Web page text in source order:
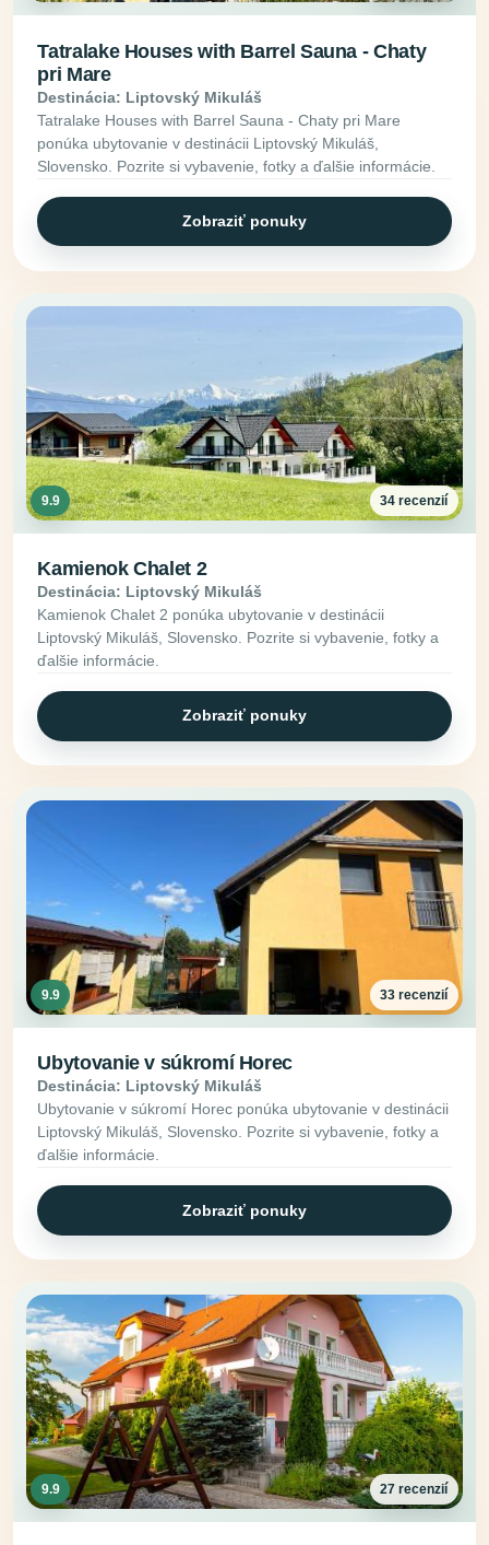
Tatralake Houses with Barrel Sauna - Chaty
pri Mare
Destinácia: Liptovský Mikuláš
Tatralake Houses with Barrel Sauna - Chaty pri Mare
ponúka ubytovanie v destinácii Liptovský Mikuláš,
Slovensko. Pozrite si vybavenie, fotky a ďalšie informácie.
Zobraziť ponuky
9.9 34 recenzií
Kamienok Chalet 2
Destinácia: Liptovský Mikuláš
Kamienok Chalet 2 ponúka ubytovanie v destinácii
Liptovský Mikuláš, Slovensko. Pozrite si vybavenie, fotky a
ďalšie informácie.
Zobraziť ponuky
9.9 33 recenzií
Ubytovanie v súkromí Horec
Destinácia: Liptovský Mikuláš
Ubytovanie v súkromí Horec ponúka ubytovanie v destinácii
Liptovský Mikuláš, Slovensko. Pozrite si vybavenie, fotky a
ďalšie informácie.
Zobraziť ponuky
9.9 27 recenzií